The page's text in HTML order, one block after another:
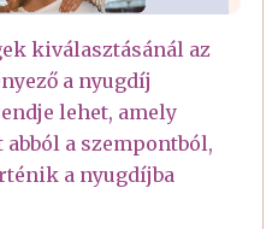
kiválasztásánál az
a nyugdíj
lehet, amely
a szempontból,
a nyugdíjba